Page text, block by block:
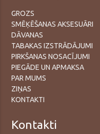
GROZS
SMĒĶĒŠANAS AKSESUĀRI
DĀVANAS
TABAKAS IZSTRĀDĀJUMI
PIRKŠANAS NOSACĪJUMI
PIEGĀDE UN APMAKSA
PAR MUMS
ZIŅAS
KONTAKTI
Kontakti